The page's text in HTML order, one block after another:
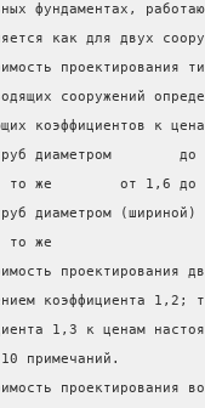
фундаментах,
как для
сооружений
коэффициентов к
труб диаметром
же        от 1,6
диаметром
то же
проектирования
коэффициента
1,3 к ценам
10
проектирования